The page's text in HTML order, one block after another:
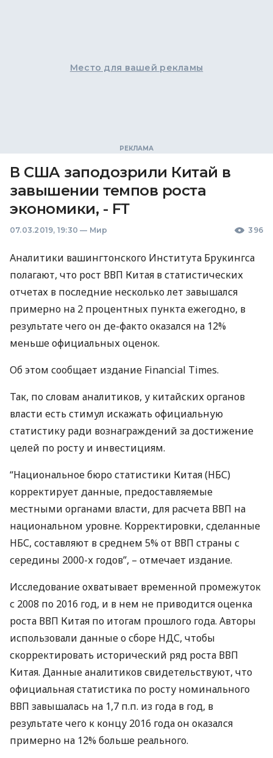
Место для вашей рекламы
В США заподозрили Китай в
завышении темпов роста
экономики, - FТ
07.03.2019, 19:30 — Мир 396
Аналитики вашингтонского Института Брукингса
полагают, что рост ВВП Китая в статистических
отчетах в последние несколько лет завышался
примерно на 2 процентных пункта ежегодно, в
результате чего он де-факто оказался на 12%
меньше официальных оценок.
Об этом сообщает издание Financial Times.
Так, по словам аналитиков, у китайских органов
власти есть стимул искажать официальную
статистику ради вознаграждений за достижение
целей по росту и инвестициям.
“Национальное бюро статистики Китая (НБС)
корректирует данные, предоставляемые
местными органами власти, для расчета ВВП на
национальном уровне. Корректировки, сделанные
НБС, составляют в среднем 5% от ВВП страны с
середины 2000-х годов”, – отмечает издание.
Исследование охватывает временной промежуток
с 2008 по 2016 год, и в нем не приводится оценка
роста ВВП Китая по итогам прошлого года. Авторы
использовали данные о сборе НДС, чтобы
скорректировать исторический ряд роста ВВП
Китая. Данные аналитиков свидетельствуют, что
официальная статистика по росту номинального
ВВП завышалась на 1,7 п.п. из года в год, в
результате чего к концу 2016 года он оказался
примерно на 12% больше реального.